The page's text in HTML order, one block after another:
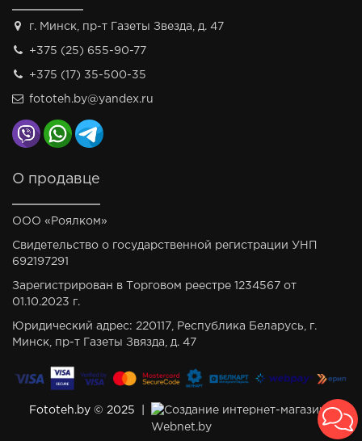
г. Минск, пр-т Газеты Звезда, д. 47
+375 (25) 655-90-77
+375 (17) 35-500-35
fototeh.by@yandex.ru
О продавце
ООО «Роялком»
Свидетельство о государственной регистрации УНП
692197291
Зарегистрирован в Торговом реестре 1234567 от
01.10.2023 г.
Юридический адрес: 220117, Республика Беларусь, г.
Минск, пр-т Газеты Звязда, д. 47
Fototeh.by © 2025 |
Создание интернет-магазина
Webnet.by